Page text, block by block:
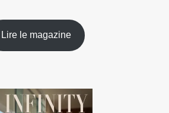
Lire le magazine